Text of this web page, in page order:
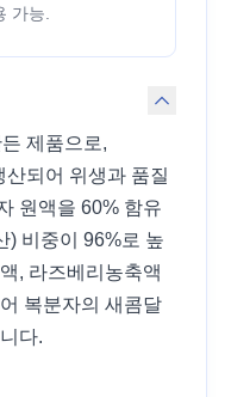
가능.
제품으로,
되어 위생과 품질
원액을 60% 함유
) 비중이 96%로 높
, 라즈베리농축액
복분자의 새콤달
다.